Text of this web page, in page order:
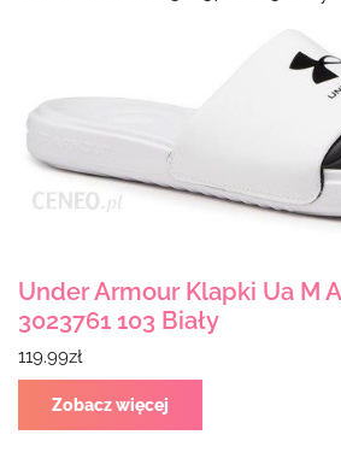
Under Armour Klapki Ua M
3023761 103 Biały
119.99zł
Zobacz więcej